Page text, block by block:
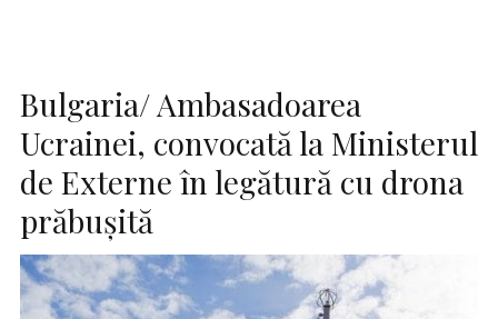
Bulgaria/ Ambasadoarea
Ucrainei, convocată la Ministerul
de Externe în legătură cu drona
prăbuşită